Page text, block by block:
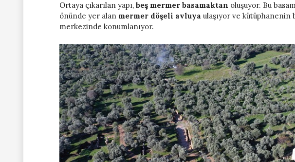
Ortaya çıkarılan yapı, beş mermer basamaktan oluşuyor. Bu
önünde yer alan mermer döşeli avluya ulaşıyor ve kütüphanenin
merkezinde konumlanıyor.